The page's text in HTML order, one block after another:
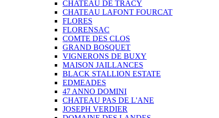
CHATEAU DE TRACY
CHATEAU LAFONT FOURCAT
FLORES
FLORENSAC
COMTE DES CLOS
GRAND BOSQUET
VIGNERONS DE BUXY
MAISON JAILLANCES
BLACK STALLION ESTATE
EDMEADES
47 ANNO DOMINI
CHATEAU PAS DE L'ANE
JOSEPH VERDIER